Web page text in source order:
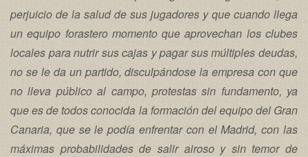
perjuicio de la salud de sus jugadores y que cuando llega
un equipo forastero momento que aprovechan los clubes
locales para nutrir sus cajas y pagar sus múltiples deudas,
no se le da un partido, disculpándose la empresa con que
no lleva público al campo, protestas sin fundamento, ya
que es de todos conocida la formación del equipo del Gran
Canaria, que se le podía enfrentar con el Madrid, con las
máximas probabilidades de salir airoso y sin temor de